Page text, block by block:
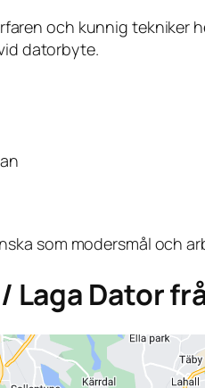
och kunnig tekniker
datorbyte.
som modersmål och
Dator